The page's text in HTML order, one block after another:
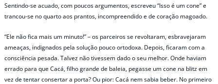
Sentindo-se acuado, com poucos argumentos, escreveu “Isso é um cone” e
trancou-se no quarto aos prantos, incompreendido e de coração magoado.
“Ele não fica mais um minuto!” – os parceiros se revoltaram, esbravejaram
ameaças, indignados pela solução pouco ortodoxa. Depois, ficaram com a
consciência pesada. Talvez não tivessem dado o seu melhor. Onde haviam
errado para que Cacá, filho grande de baleia, pegasse um cone na blitz em
vez de tentar consertar a porta? Ou pior: Cacá nem sabia beber. No primeiro